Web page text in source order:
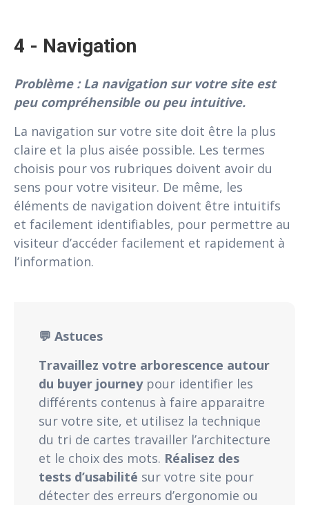
4 - Navigation
Problème : La navigation sur votre site est
peu compréhensible ou peu intuitive.
La navigation sur votre site doit être la plus
claire et la plus aisée possible. Les termes
choisis pour vos rubriques doivent avoir du
sens pour votre visiteur. De même, les
éléments de navigation doivent être intuitifs
et facilement identifiables, pour permettre au
visiteur d’accéder facilement et rapidement à
l’information.
💬 Astuces
Travaillez votre arborescence autour
du buyer journey pour identifier les
différents contenus à faire apparaitre
sur votre site, et utilisez la technique
du tri de cartes travailler l’architecture
et le choix des mots. Réalisez des
tests d’usabilité sur votre site pour
détecter des erreurs d’ergonomie ou